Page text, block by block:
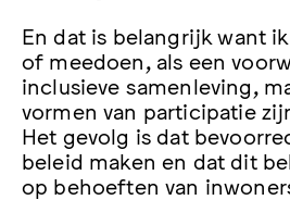
En dat is belangrijk want
of meedoen, als een
inclusieve samenleving,
vormen van participatie
Het gevolg is dat
beleid maken en dat dit
op behoeften van